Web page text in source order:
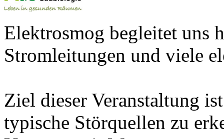
Elektrosmog begleitet uns
Stromleitungen und viele
Ziel dieser Veranstaltung
typische Störquellen zu